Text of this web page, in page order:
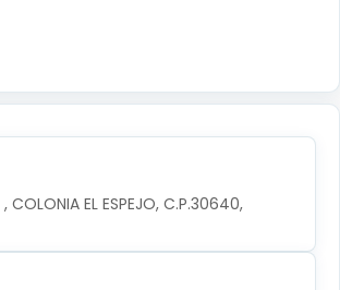
COLONIA EL ESPEJO, C.P.30640,